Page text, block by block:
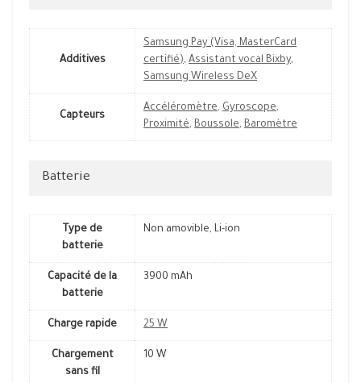
Additives
Samsung Pay (Visa, MasterCard
certifié), Assistant vocal Bixby,
Samsung Wireless DeX
Capteurs
Accéléromètre, Gyroscope,
Proximité, Boussole, Baromètre
Batterie
Type de
batterie
Non amovible, Li-ion
Capacité de la
batterie
3900 mAh
Charge rapide 25 W
Chargement
sans fil
10 W